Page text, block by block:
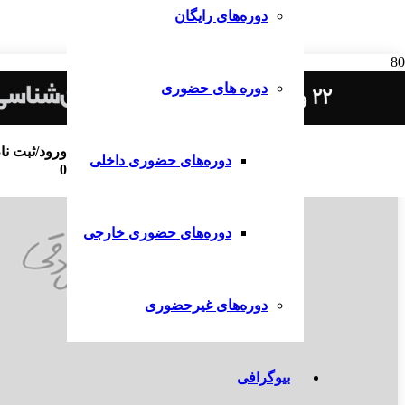
دوره‌های رایگان
دوره های حضوری
دوره‌های حضوری داخلی
دوره‌های حضوری خارجی
دوره‌های غیرحضوری
بیوگرافی
ورود/ثبت
0